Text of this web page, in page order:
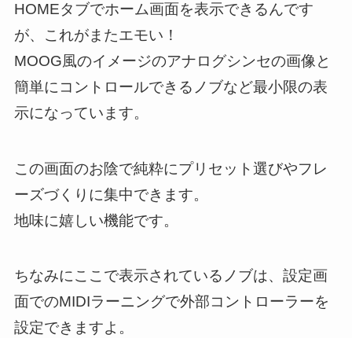
HOMEタブでホーム画面を表示できるんです
が、これがまたエモい！
MOOG風のイメージのアナログシンセの画像と
簡単にコントロールできるノブなど最小限の表
示になっています。
この画面のお陰で純粋にプリセット選びやフレ
ーズづくりに集中できます。
地味に嬉しい機能です。
ちなみにここで表示されているノブは、設定画
面でのMIDIラーニングで外部コントローラーを
設定できますよ。